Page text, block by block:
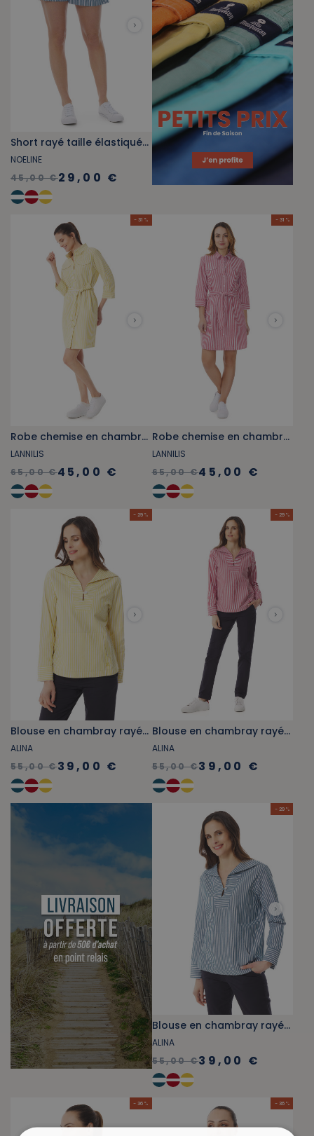
Short rayé taille élastiquée bleu et blanc
NOELINE
45,00 €29,00 €
- 31 %
Robe chemise en chambray rayée jaune miel
LANNILIS
65,00 €45,00 €
- 31 %
Robe chemise en chambray rayée rouge
LANNILIS
65,00 €45,00 €
- 29 %
Blouse en chambray rayée jaune miel
ALINA
55,00 €39,00 €
- 29 %
Blouse en chambray rayée rouge
ALINA
55,00 €39,00 €
- 29 %
Blouse en chambray rayée bleu abysse
ALINA
55,00 €39,00 €
- 36 % - 36 %